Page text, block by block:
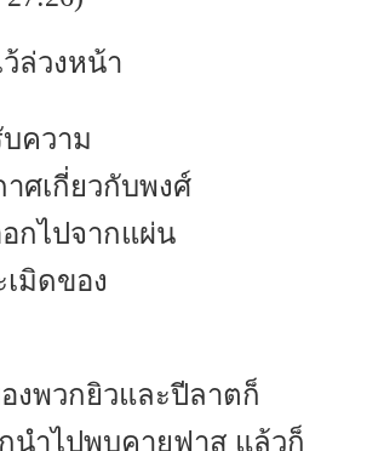
ล่วงหน้า
ความ
าศเกี่ยวกับพงศ์
กไปจากแผ่น
มิดของ
งพวกยิวและปีลาตก็
นำไปพบคายฟาส แล้วก็